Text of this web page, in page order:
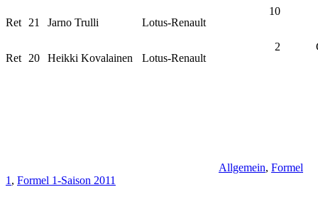
Ret 21 Jarno Trulli Lotus-Renault
10
Ret 20 Heikki Kovalainen Lotus-Renault
2
Allgemein, Formel
1 , Formel 1-Saison 2011